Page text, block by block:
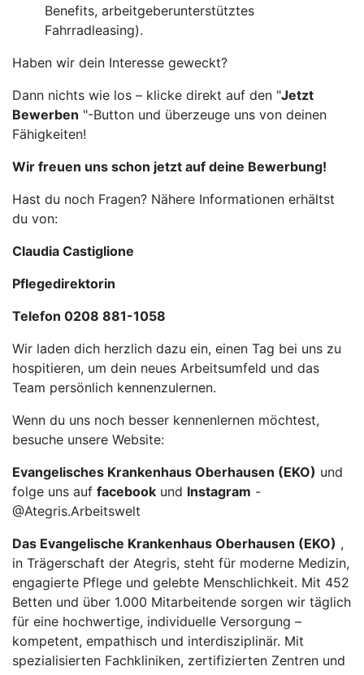
Benefits, arbeitgeberunterstütztes
Fahrradleasing).
Haben wir dein Interesse geweckt?
Dann nichts wie los – klicke direkt auf den "Jetzt
Bewerben "-Button und überzeuge uns von deinen
Fähigkeiten!
Wir freuen uns schon jetzt auf deine Bewerbung!
Hast du noch Fragen? Nähere Informationen erhältst
du von:
Claudia Castiglione
Pflegedirektorin
Telefon 0208 881-1058
Wir laden dich herzlich dazu ein, einen Tag bei uns zu
hospitieren, um dein neues Arbeitsumfeld und das
Team persönlich kennenzulernen.
Wenn du uns noch besser kennenlernen möchtest,
besuche unsere Website:
Evangelisches Krankenhaus Oberhausen (EKO) und
folge uns auf facebook und Instagram -
@Ategris.Arbeitswelt
Das Evangelische Krankenhaus Oberhausen (EKO) ,
in Trägerschaft der Ategris, steht für moderne Medizin,
engagierte Pflege und gelebte Menschlichkeit. Mit 452
Betten und über 1.000 Mitarbeitende sorgen wir täglich
für eine hochwertige, individuelle Versorgung –
kompetent, empathisch und interdisziplinär. Mit
spezialisierten Fachkliniken, zertifizierten Zentren und